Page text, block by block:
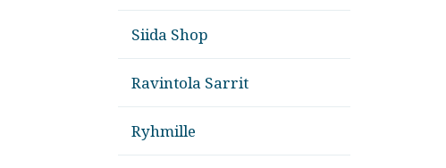
Siida Shop
Ravintola Sarrit
Ryhmille